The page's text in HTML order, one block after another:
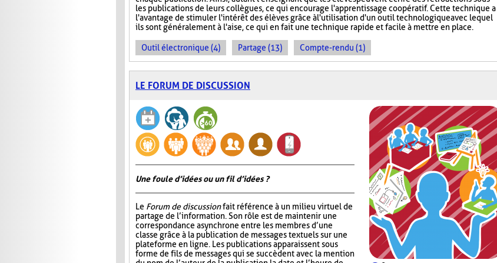
les publications de leurs collègues, ce qui encourage l'apprentissage coopératif. Cette technique a
l'avantage de stimuler l'intérêt des élèves grâce à l'utilisation d'un outil technologique avec lequel
ils sont généralement à l'aise, ce qui en fait une technique rapide et facile à mettre en place.
Outil électronique (4) Partage (13) Compte-rendu (1)
LE FORUM DE DISCUSSION
Une foule d’idées ou un fil d’idées ?
Le Forum de discussionfait référence à un milieu virtuel de
partage de l’information. Son rôle est de maintenir une
correspondance asynchrone entre les membres d’une
classe grâce à la publication de messages textuels sur une
plateforme en ligne. Les publications apparaissent sous
forme de fils de messages qui se succèdent avec la mention